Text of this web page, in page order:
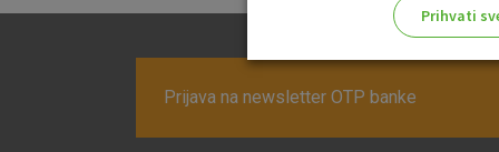
Prijava na newsletter OTP banke
Prihvati